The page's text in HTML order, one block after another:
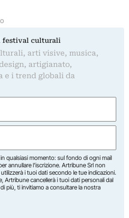
festival culturali
arti visive, musica,
artigianato,
e i trend globali da
qualsiasi momento: sul fondo di ogni mail
annullare l’iscrizione. Artribune Srl non
i tuoi dati secondo le tue indicazioni.
Artribune cancellerà i tuoi dati personali dal
più, ti invitiamo a consultare la nostra